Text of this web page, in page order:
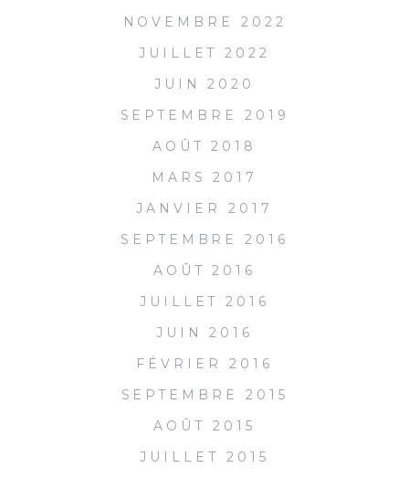
NOVEMBRE 2022
JUILLET 2022
JUIN 2020
SEPTEMBRE 2019
AOÛT 2018
MARS 2017
JANVIER 2017
SEPTEMBRE 2016
AOÛT 2016
JUILLET 2016
JUIN 2016
FÉVRIER 2016
SEPTEMBRE 2015
AOÛT 2015
JUILLET 2015